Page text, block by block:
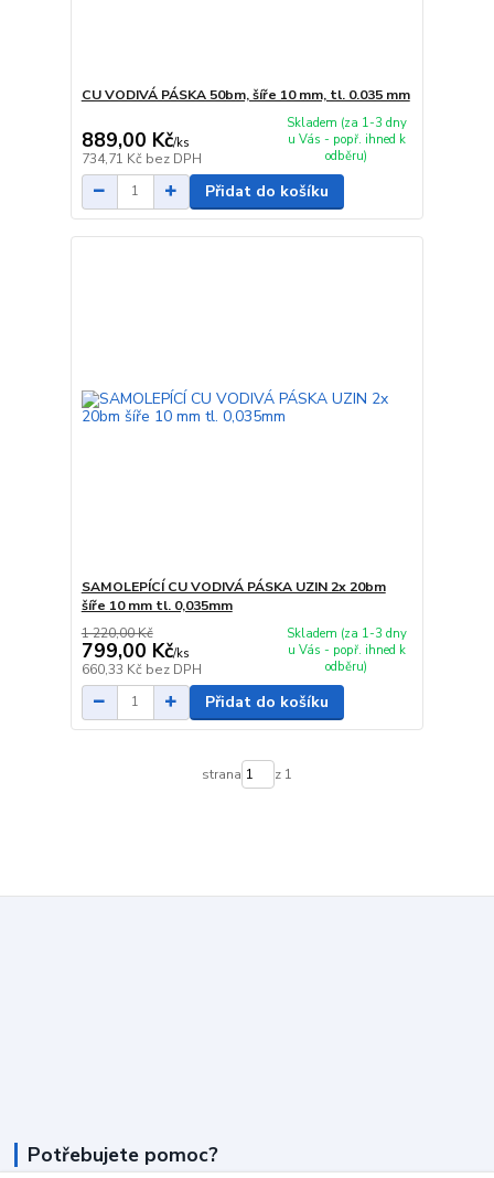
CU VODIVÁ PÁSKA 50bm, šíře 10 mm, tl. 0.035 mm
889,00 Kč/ks
734,71 Kč bez DPH
Skladem (za 1-3 dny
u Vás - popř. ihned k
odběru)
Přidat do košíku
SAMOLEPÍCÍ CU VODIVÁ PÁSKA UZIN 2x 20bm
šíře 10 mm tl. 0,035mm
1 220,00 Kč
799,00 Kč/ks
660,33 Kč bez DPH
Skladem (za 1-3 dny
u Vás - popř. ihned k
odběru)
Přidat do košíku
strana z 1
Potřebujete pomoc?